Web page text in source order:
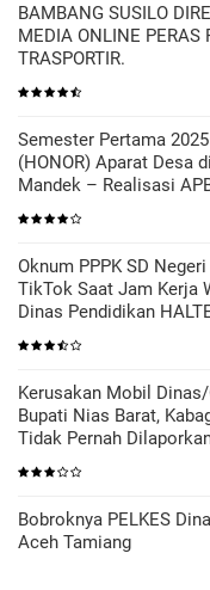
BAMBANG SUSILO
MEDIA ONLINE PERAS
TRASPORTIR.
Semester Pertama
(HONOR) Aparat Desa
Mandek – Realisasi
Persen
Oknum PPPK SD
TikTok Saat Jam Kerja
Dinas Pendidikan
Sesuai Hukum
Kerusakan Mobil
Bupati Nias Barat,
Tidak Pernah
Bobroknya PELKES
Aceh Tamiang